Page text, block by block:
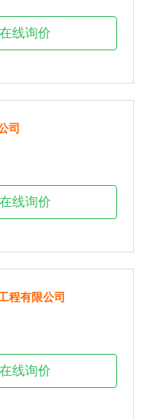
线询价
司
线询价
程有限公司
线询价